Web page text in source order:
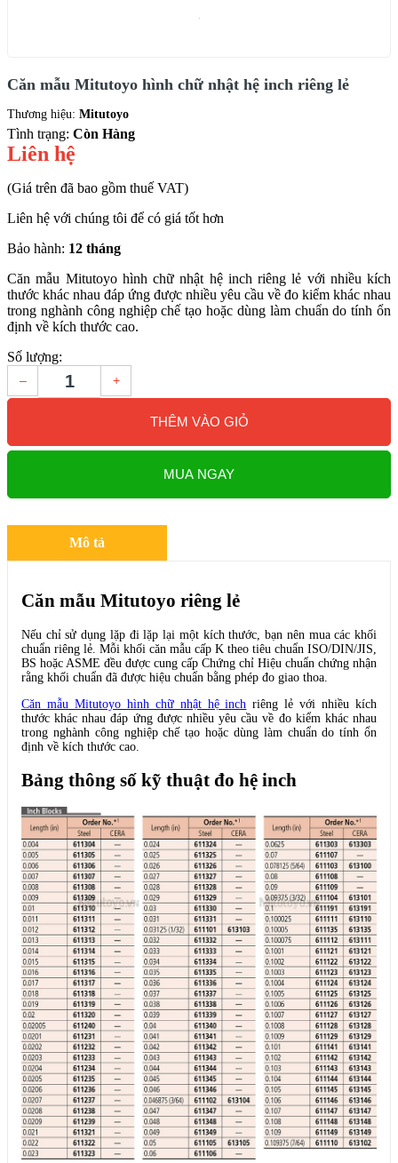
Căn mẫu Mitutoyo hình chữ nhật hệ inch riêng lẻ
Thương hiệu: Mitutoyo
Tình trạng: Còn Hàng
Liên hệ
(Giá trên đã bao gồm thuế VAT)
Liên hệ với chúng tôi để có giá tốt hơn
Bảo hành: 12 tháng
Căn mẫu Mitutoyo hình chữ nhật hệ inch riêng lẻ với nhiều kích
thước khác nhau đáp ứng được nhiều yêu cầu về đo kiểm khác nhau
trong nghành công nghiệp chế tạo hoặc dùng làm chuẩn do tính ổn
định về kích thước cao.
Số lượng:
– +
THÊM VÀO GIỎ
MUA NGAY
Mô tả
Căn mẫu Mitutoyo riêng lẻ
Nếu chỉ sử dụng lặp đi lặp lại một kích thước, bạn nên mua các khối
chuẩn riêng lẻ. Mỗi khối căn mẫu cấp K theo tiêu chuẩn ISO/DIN/JIS,
BS hoặc ASME đều được cung cấp Chứng chỉ Hiệu chuẩn chứng nhận
rằng khối chuẩn đã được hiệu chuẩn bằng phép đo giao thoa.
Căn mẫu Mitutoyo hình chữ nhật hệ inch riêng lẻ với nhiều kích
thước khác nhau đáp ứng được nhiều yêu cầu về đo kiểm khác nhau
trong nghành công nghiệp chế tạo hoặc dùng làm chuẩn do tính ổn
định về kích thước cao.
Bảng thông số kỹ thuật đo hệ inch